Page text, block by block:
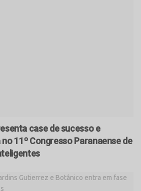
case de sucesso e
11º Congresso Paranaense de